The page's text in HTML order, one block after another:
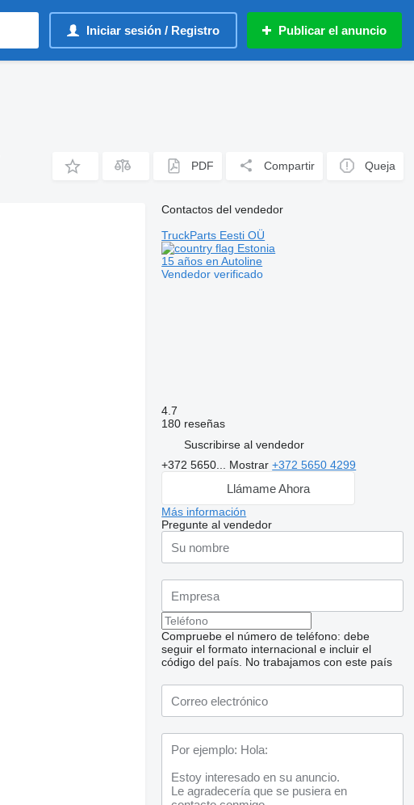
Iniciar sesión / Registro Publicar el anuncio
PDF Compartir Queja
Solicitar fotos
Contactos del vendedor
TruckParts Eesti OÜ
Estonia
15 años en Autoline
Vendedor verificado
4.7
180 reseñas
Suscribirse al vendedor
+372 5650... Mostrar+372 5650 4299
Llámame Ahora
Más información
Pregunte al vendedor
Compruebe el número de teléfono: debe
seguir el formato internacional e incluir el
código del país. No trabajamos con este país